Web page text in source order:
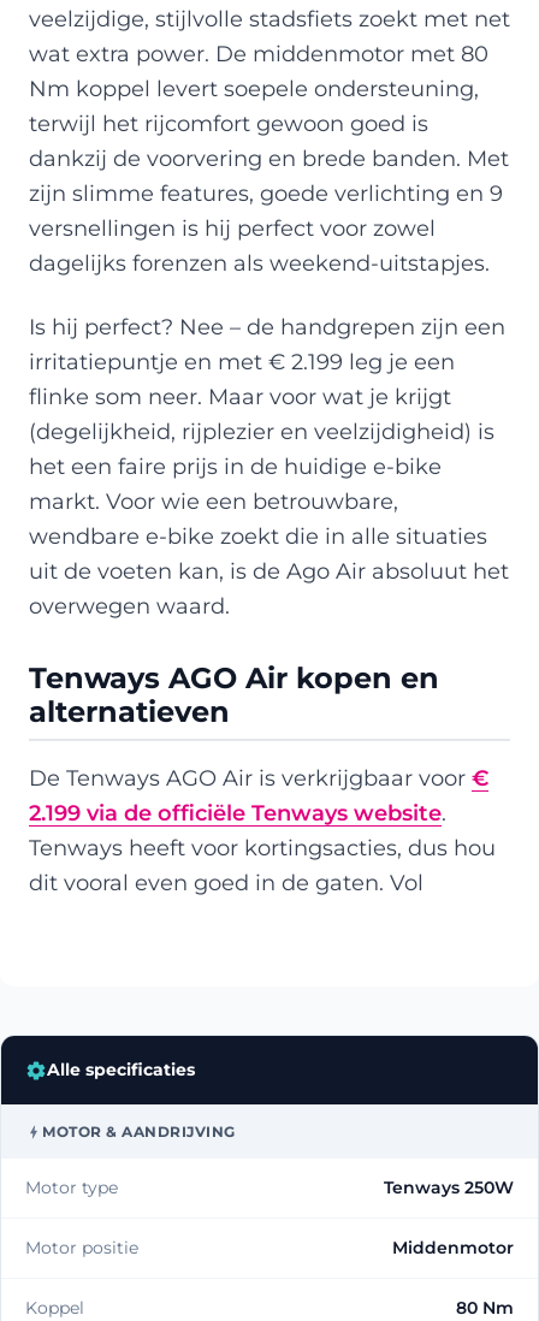
veelzijdige, stijlvolle stadsfiets zoekt met net
wat extra power. De middenmotor met 80
Nm koppel levert soepele ondersteuning,
terwijl het rijcomfort gewoon goed is
dankzij de voorvering en brede banden. Met
zijn slimme features, goede verlichting en 9
versnellingen is hij perfect voor zowel
dagelijks forenzen als weekend-uitstapjes.
Is hij perfect? Nee – de handgrepen zijn een
irritatiepuntje en met € 2.199 leg je een
flinke som neer. Maar voor wat je krijgt
(degelijkheid, rijplezier en veelzijdigheid) is
het een faire prijs in de huidige e-bike
markt. Voor wie een betrouwbare,
wendbare e-bike zoekt die in alle situaties
uit de voeten kan, is de Ago Air absoluut het
overwegen waard.
Tenways AGO Air kopen en
alternatieven
De Tenways AGO Air is verkrijgbaar voor €
2.199 via de officiële Tenways website.
Tenways heeft voor kortingsacties, dus hou
dit vooral even goed in de gaten. Vol
Alle specificaties
MOTOR & AANDRIJVING
Motor type Tenways 250W
Motor positie Middenmotor
Koppel 80 Nm